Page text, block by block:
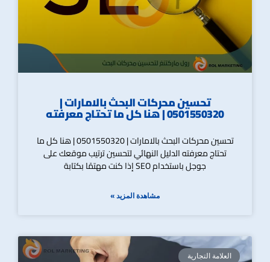
تحسين محركات البحث بالامارات |
0501550320 | هنا كل ما تحتاج معرفته
تحسين محركات البحث بالامارات | 0501550320 | هنا كل ما
تحتاج معرفته الدليل النهائي لتحسين ترتيب موقعك على
جوجل باستخدام SEO إذا كنت مهتمًا بكتابة
مشاهدة المزيد »
العلامة التجارية